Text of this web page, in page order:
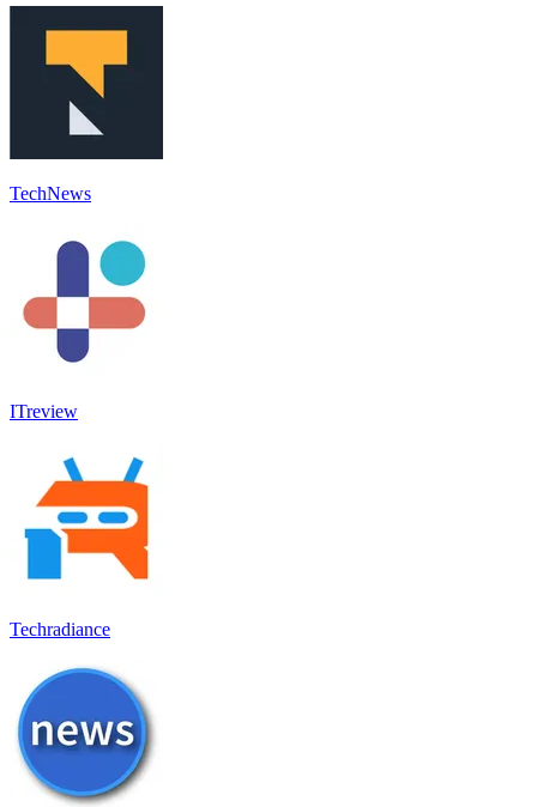
TechNews
ITreview
Techradiance